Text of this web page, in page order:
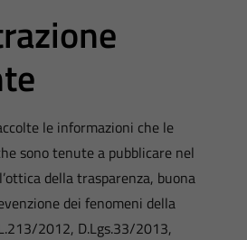
le informazioni che le
sono tenute a pubblicare nel
della trasparenza, buona
dei fenomeni della
2012, D.Lgs.33/2013,